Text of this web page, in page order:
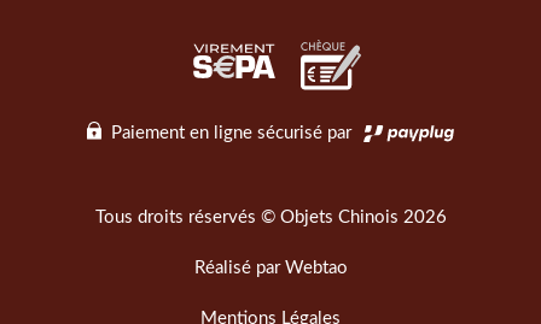
Paiement en ligne sécurisé par
Tous droits réservés © Objets Chinois 2026
Réalisé par Webtao
Mentions Légales